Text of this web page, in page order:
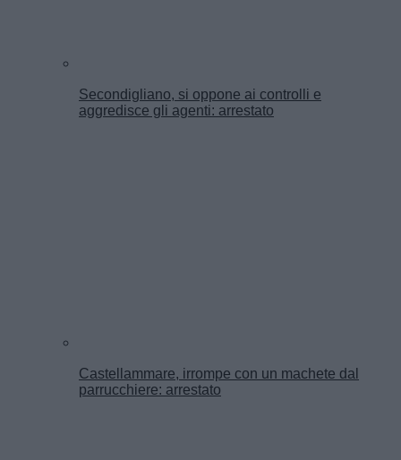
Secondigliano, si oppone ai controlli e
aggredisce gli agenti: arrestato
Castellammare, irrompe con un machete dal
parrucchiere: arrestato